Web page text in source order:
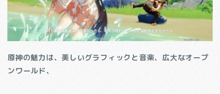
原神の魅力は、美しいグラフィックと音楽、広大なオープ
ンワールド、